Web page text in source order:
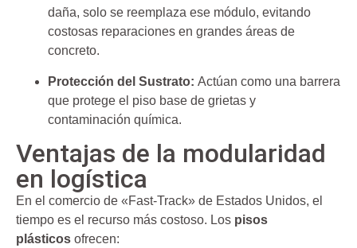
daña, solo se reemplaza ese módulo, evitando
costosas reparaciones en grandes áreas de
concreto.
Protección del Sustrato: Actúan como una barrera
que protege el piso base de grietas y
contaminación química.
Ventajas de la modularidad
en logística
En el comercio de «Fast-Track» de Estados Unidos, el
tiempo es el recurso más costoso. Los pisos
plásticos ofrecen: